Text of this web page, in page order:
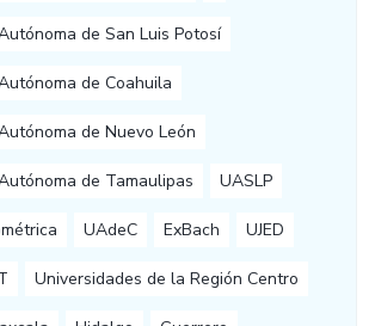
de San Luis Potosí
de Coahuila
de Nuevo León
de Tamaulipas UASLP
UAdeC ExBach UJED
Universidades de la Región Centro